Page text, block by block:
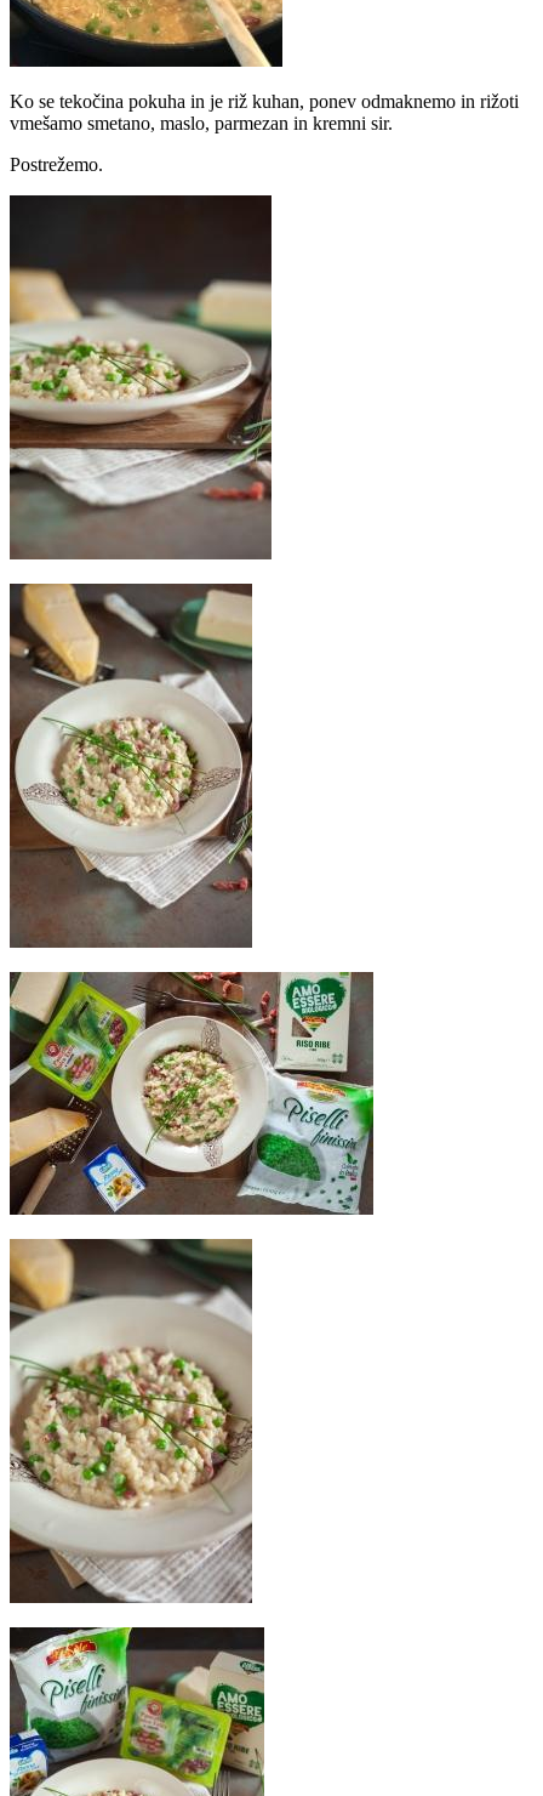
Ko se tekočina pokuha in je riž kuhan, ponev odmaknemo in rižoti
vmešamo smetano, maslo, parmezan in kremni sir.
Postrežemo.